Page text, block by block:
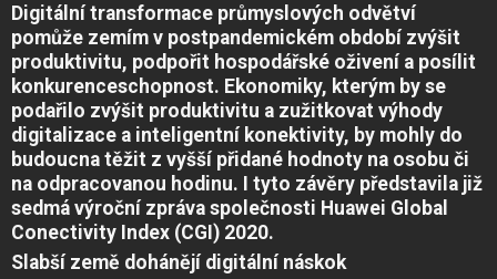
Digitální transformace průmyslových odvětví
pomůže zemím v postpandemickém období zvýšit
produktivitu, podpořit hospodářské oživení a posílit
konkurenceschopnost. Ekonomiky, kterým by se
podařilo zvýšit produktivitu a zužitkovat výhody
digitalizace a inteligentní konektivity, by mohly do
budoucna těžit z vyšší přidané hodnoty na osobu či
na odpracovanou hodinu. I tyto závěry představila již
sedmá výroční zpráva společnosti Huawei Global
Conectivity Index (CGI) 2020.
Slabší země dohánějí digitální náskok